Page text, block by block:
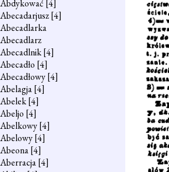
Abdykować [4]
Abecadarjusz[4]
Abecadlarka
Abecadlarz
Abecadlnik[4]
Abecadło [4]
Abecadłowy[4]
Abelagja[4]
Abelek[4]
Abeljo [4]
Abelkowy[4]
Abelowy[4]
Abeona[4]
Aberracja[4]